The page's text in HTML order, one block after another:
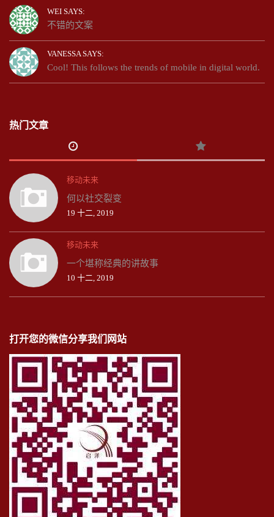
WEI SAYS:
不错的文案
VANESSA SAYS:
Cool! This follows the trends of mobile in digital world.
热门文章
移动未来
何以社交裂变
19 十二, 2019
移动未来
一个堪称经典的讲故事
10 十二, 2019
打开您的微信分享我们网站